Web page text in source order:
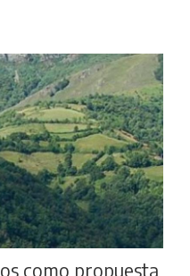
como propuesta